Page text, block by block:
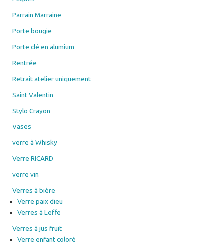
Parrain Marraine
Porte bougie
Porte clé en alumium
Rentrée
Retrait atelier uniquement
Saint Valentin
Stylo Crayon
Vases
verre à Whisky
Verre RICARD
verre vin
Verres à bière
Verre paix dieu
Verres à Leffe
Verres à jus fruit
Verre enfant coloré